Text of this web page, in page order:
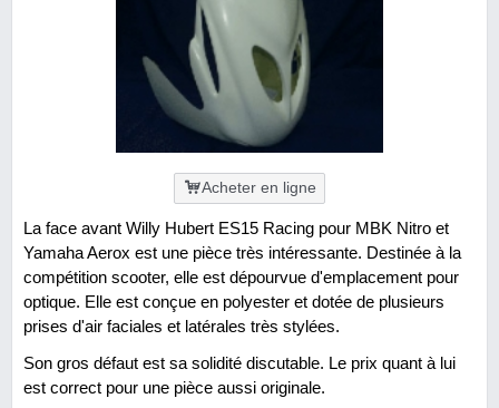
Acheter en ligne
La face avant Willy Hubert ES15 Racing pour MBK Nitro et
Yamaha Aerox est une pièce très intéressante. Destinée à la
compétition scooter, elle est dépourvue d'emplacement pour
optique. Elle est conçue en polyester et dotée de plusieurs
prises d'air faciales et latérales très stylées.
Son gros défaut est sa solidité discutable. Le prix quant à lui
est correct pour une pièce aussi originale.